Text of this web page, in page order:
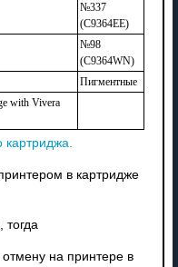
№337
(C9364EE)
№98
(C9364WN)
Пигментные
with Vivera
картриджа.
в картридже
тогда
на принтере в